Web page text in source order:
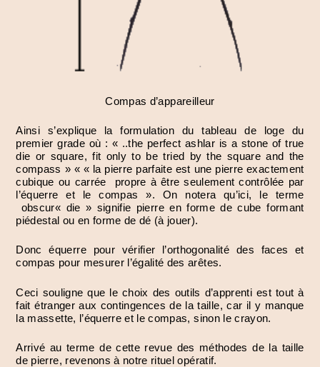
Compas d’appareilleur
Ainsi s’explique la formulation du tableau de loge du
premier grade où : « ..the perfect ashlar is a stone of true
die or square, fit only to be tried by the square and the
compass » « « la pierre parfaite est une pierre exactement
cubique ou carrée propre à être seulement contrôlée par
l’équerre et le compas ». On notera qu’ici, le terme
obscur« die » signifie pierre en forme de cube formant
piédestal ou en forme de dé (à jouer).
Donc équerre pour vérifier l’orthogonalité des faces et
compas pour mesurer l’égalité des arêtes.
Ceci souligne que le choix des outils d’apprenti est tout à
fait étranger aux contingences de la taille, car il y manque
la massette, l’équerre et le compas, sinon le crayon.
Arrivé au terme de cette revue des méthodes de la taille
de pierre, revenons à notre rituel opératif.